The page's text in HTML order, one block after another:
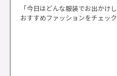
「今日はどんな服装でお出かけ
おすすめファッションをチェック